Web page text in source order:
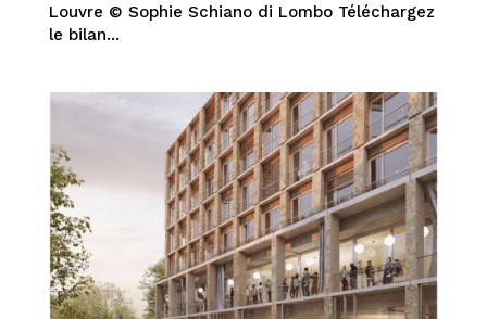
Louvre © Sophie Schiano di Lombo Téléchargez
le bilan...